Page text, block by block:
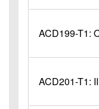
ACD199-T1:
ACD201-T1: